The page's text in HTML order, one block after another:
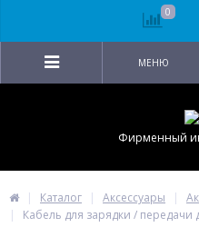
Фирменный
МЕНЮ
Каталог Аксессуары
Кабель для зарядки / передачи
0